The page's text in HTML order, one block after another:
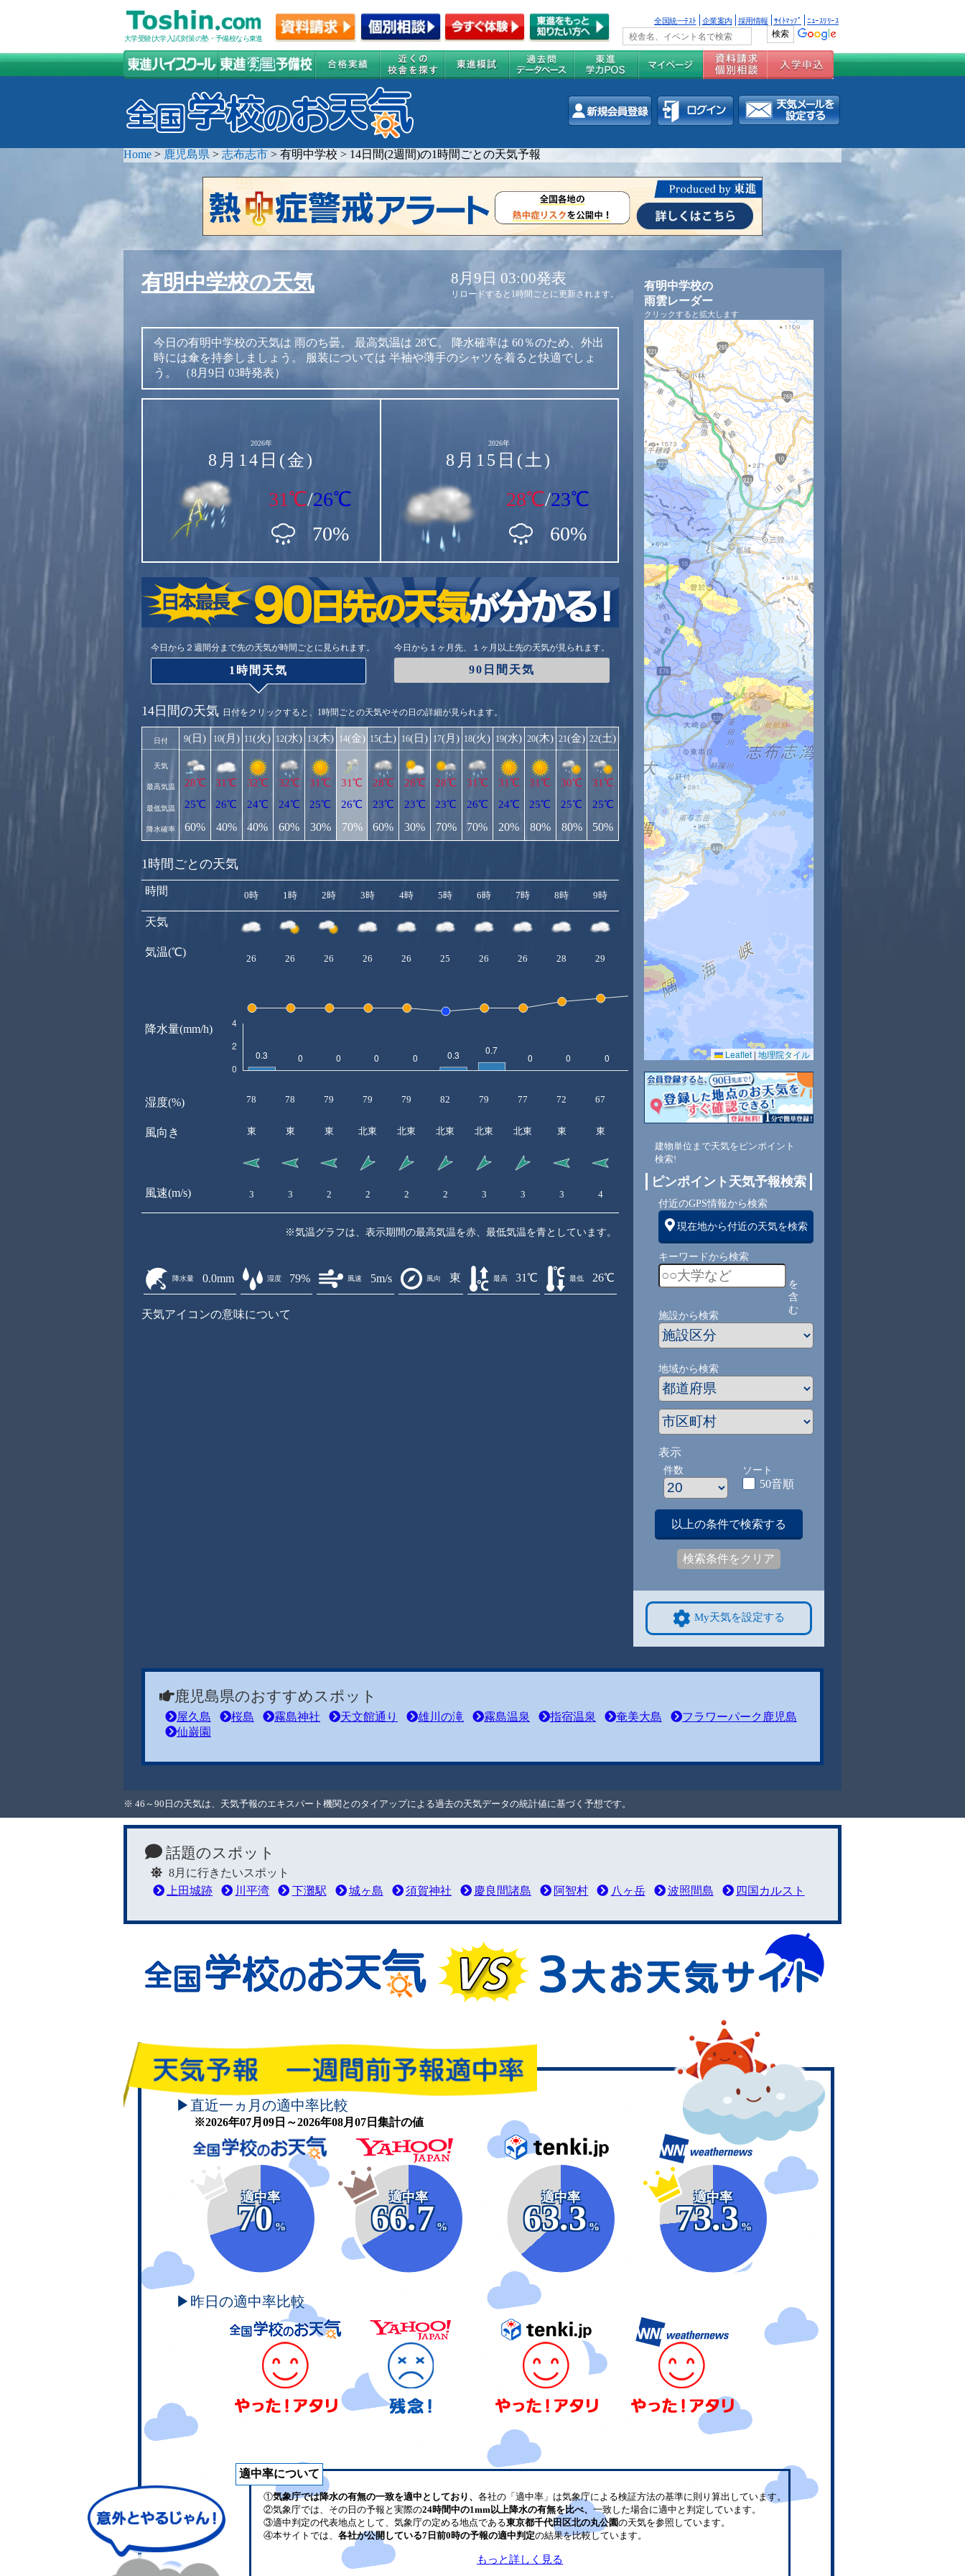
大学受験(大学入試)対策の塾・予備校なら東進
全国統一ﾃｽﾄ 企業案内 採用情報 ｻｲﾄﾏｯﾌﾟ ﾆｭｰｽﾘﾘｰｽ
Home > 鹿児島県 > 志布志市 > 有明中学校 > 14日間(2週間)の1時間ごとの天気予報
有明中学校の天気 8月9日 03:00発表
リロードすると1時間ごとに更新されます。
今日の有明中学校の天気は 雨のち曇。 最高気温は 28℃。 降水確率は 60％のため、外出
時には傘を持参しましょう。
服装については 半袖や薄手のシャツを着ると快適でしょ
う。
（8月9日 03時発表）
2026年
8月14日(金)
31℃/26℃
70%
2026年
8月15日(土)
28℃/23℃
60%
今日から２週間分まで先の天気が時間ごとに見られます。
1時間天気
今日から１ヶ月先、１ヶ月以上先の天気が見られます。
90日間天気
14日間の天気 日付をクリックすると、1時間ごとの天気やその日の詳細が見られます。
日付
天気
最高気温
最低気温
降水確率
9(日)
28℃
25℃
60%
10(月)
31℃
26℃
40%
11(火)
32℃
24℃
40%
12(水)
32℃
24℃
60%
13(木)
31℃
25℃
30%
14(金)
31℃
26℃
70%
15(土)
28℃
23℃
60%
16(日)
28℃
23℃
30%
17(月)
28℃
23℃
70%
18(火)
31℃
26℃
70%
19(水)
31℃
24℃
20%
20(木)
31℃
25℃
80%
21(金)
30℃
25℃
80%
22(土)
31℃
25℃
50%
1時間ごとの天気
時間
天気
気温(℃)
降水量(mm/h)
湿度(%)
風向き
風速(m/s)
0時 1時 2時 3時 4時 5時 6時 7時 8時 9時 11時 13時 14時
26 26 26 26 26 25 26 26 28 29 30 30 31 30
78 78 79 79 79 82 79 77 72 67 66 66 65 66
東 東 東 北東 北東 北東 北東 北東 東 東
3 3 2 2 2 2 3 3 3 4
※気温グラフは、表示期間の最高気温を赤、最低気温を青としています。
降水量 0.0mm 湿度 79% 風速 5m/s 風向 東 最高 31℃ 最低 26℃
天気アイコンの意味について
有明中学校の
雨雲レーダー
クリックすると拡大します
Leaflet | 地理院タイル
建物単位まで天気をピンポイント
検索!
ピンポイント天気予報検索
付近のGPS情報から検索
現在地から付近の天気を検索
キーワードから検索
を
含
む
施設から検索
地域から検索
表示
件数 ソート
50音順
以上の条件で検索する
検索条件をクリア
My天気を設定する
鹿児島県のおすすめスポット
屋久島 桜島 霧島神社 天文館通り 雄川の滝 霧島温泉 指宿温泉 奄美大島
フラワーパーク鹿児島
仙巌園
※ 46～90日の天気は、天気予報のエキスパート機関とのタイアップによる過去の天気データの統計値に基づく予想です。
話題のスポット
8月に行きたいスポット
上田城跡
川平湾 下灘駅 城ヶ島 須賀神社 慶良間諸島 阿智村 八ヶ岳 波照間島 四国カルスト
▶直近一ヵ月の適中率比較
※2026年07月09日～2026年08月07日集計の値
適中率
70
%
適中率
66.7
%
適中率
63.3
%
適中率
73.3
%
▶昨日の適中率比較
適中率について
①気象庁では降水の有無の一致を適中としており、 各社の「適中率」は気象庁による検証方法の基準に則り算出しています。
②気象庁では、その日の予報と実際の24時間中の1mm以上降水の有無を比べ、 一致した場合に適中と判定しています。
③適中判定の代表地点として、気象庁の定める地点である東京都千代田区北の丸公園の天気を参照しています。
④本サイトでは、 各社が公開している7日前0時の予報の適中判定の結果を比較しています。
もっと詳しく見る